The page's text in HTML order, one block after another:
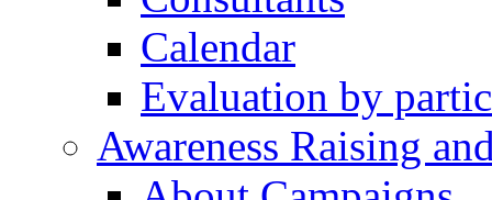
Calendar
Evaluation by
Awareness Raising